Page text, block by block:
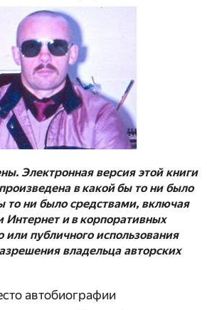
Электронная версия этой книги
в какой бы то ни было
то ни было средствами, включая
Интернет и в корпоративных
или публичного использования
владельца авторских
автобиографии